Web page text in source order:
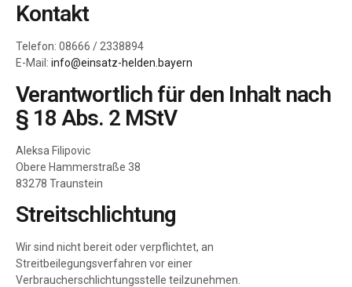
Kontakt
Telefon: 08666 / 2338894
E-Mail: info@einsatz-helden.bayern
Verantwortlich für den Inhalt nach
§ 18 Abs. 2 MStV
Aleksa Filipovic
Obere Hammerstraße 38
83278 Traunstein
Streitschlichtung
Wir sind nicht bereit oder verpflichtet, an
Streitbeilegungsverfahren vor einer
Verbraucherschlichtungsstelle teilzunehmen.